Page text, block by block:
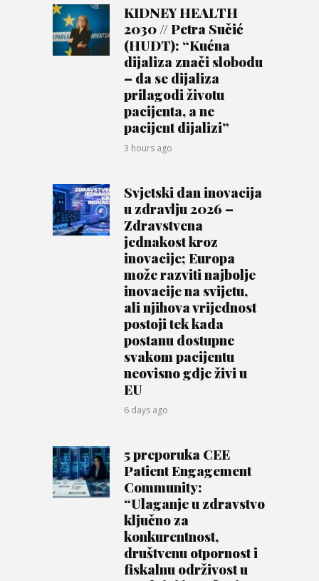
KIDNEY HEALTH
2030 // Petra Sučić
(HUDT): “Kućna
dijaliza znači slobodu
– da se dijaliza
prilagodi životu
pacijenta, a ne
pacijent dijalizi”
3 hours ago
Svjetski dan inovacija
u zdravlju 2026 –
Zdravstvena
jednakost kroz
inovacije; Europa
može razviti najbolje
inovacije na svijetu,
ali njihova vrijednost
postoji tek kada
postanu dostupne
svakom pacijentu
neovisno gdje živi u
EU
6 days ago
5 preporuka CEE
Patient Engagement
Community:
“Ulaganje u zdravstvo
ključno za
konkurentnost,
društvenu otpornost i
fiskalnu održivost u